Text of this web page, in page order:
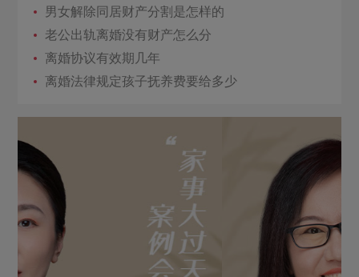
男女解除同居财产分割是怎样的
老公出轨离婚没有财产怎么分
离婚协议有效期几年
离婚法律规定孩子抚养费要给多少